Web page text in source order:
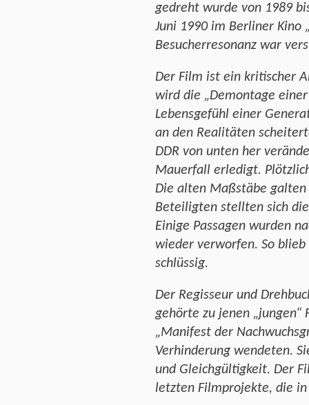
gedreht wurde von 1989
Juni 1990 im Berliner Kino
Besucherresonanz war
Der Film ist ein kritischer
wird die „Demontage
Lebensgefühl einer
an den Realitäten
DDR von unten her
Mauerfall erledigt.
Die alten Maßstäbe
Beteiligten stellten sich
Einige Passagen wurden
wieder verworfen. So
schlüssig.
Der Regisseur und
gehörte zu jenen
„Manifest der
Verhinderung wendeten.
und Gleichgültigkeit. Der
letzten Filmprojekte, die